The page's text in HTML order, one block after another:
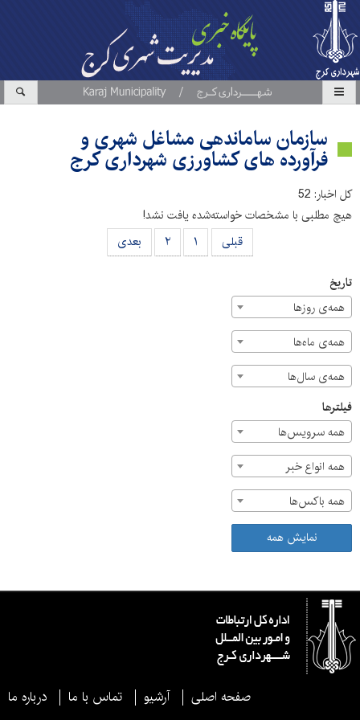
سازمان ساماندهی مشاغل شهری و
فرآورده های کشاورزی شهرداری کرج
کل اخبار: 52
هیچ مطلبی با مشخصات خواسته‌شده یافت نشد!
قبلی
۱ ۲ بعدی
تاریخ
همه‌ی روزها
همه‌ی ماه‌ها
همه‌ی سال‌ها
فیلترها
همه سرویس‌ها
همه انواع خبر
همه باکس‌ها
نمایش همه
صفحه اصلی آرشیو تماس با ما درباره ما